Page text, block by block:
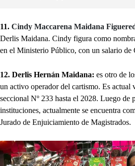
11. Cindy Maccarena Maidana
Derlis Maidana. Cindy figura como
en el Ministerio Público, con un salario de
12. Derlis Hernán Maidana: es otro de
un activo operador del cartismo. Es actual
seccional Nº 233 hasta el 2028. Luego de
instituciones, actualmente se encuentra
Jurado de Enjuiciamiento de Magistrados.